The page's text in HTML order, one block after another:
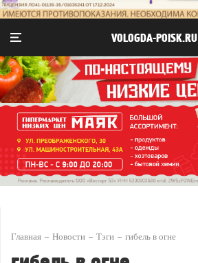
VOLOGDA-POISK.RU
Главная Новости Тэги гибель в огне